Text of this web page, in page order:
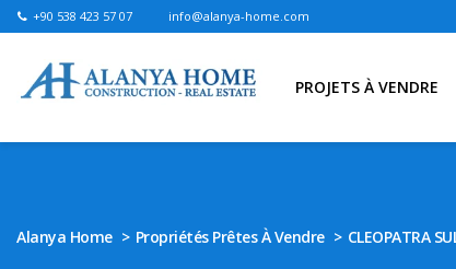
+90 538 423 57 07 info@alanya-home.com
PROJETS À VENDRE
Alanya Home Propriétés Prêtes À Vendre CLEOPATRA